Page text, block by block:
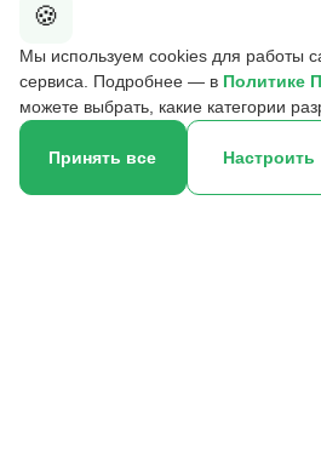
КОНТАКТЫ
📞 +7 495 015-01-39
ежедневно 09:00–21:00
info@b2cmsk.ru
МО, Люберцы, ул. Красная, д. 4
🍪
Мы используем cookies для работы
сервиса. Подробнее — в Политике
можете выбрать, какие категории
Принять все Настроить